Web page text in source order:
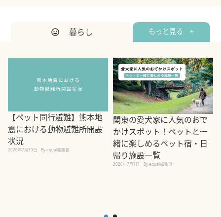
暮らし もっと見る +
【ペット同行避難】熊本地
震における動物避難所開設
状況
2026年7月30日 By equall編集部
関東の愛犬家に人気のおで
かけスポット！ペットと一
緒に楽しめるペット宿・日
帰り施設一覧
2026年7月7日 By equall編集部